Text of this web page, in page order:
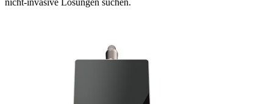
nicht-invasive Lösungen suchen.